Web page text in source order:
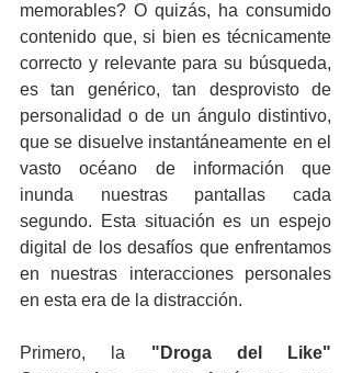
memorables? O quizás, ha consumido
contenido que, si bien es técnicamente
correcto y relevante para su búsqueda,
es tan genérico, tan desprovisto de
personalidad o de un ángulo distintivo,
que se disuelve instantáneamente en el
vasto océano de información que
inunda nuestras pantallas cada
segundo. Esta situación es un espejo
digital de los desafíos que enfrentamos
en nuestras interacciones personales
en esta era de la distracción.
Primero, la "Droga del Like"